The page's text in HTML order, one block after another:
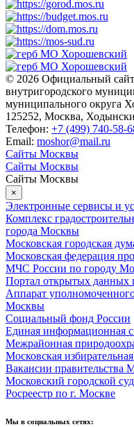
© 2026 Официальный сайт
внутригородского
муниципального округа
125252, Москва,
Телефон: +7 (499) 740-58-
Email: moshor@mail.ru
Сайты Москвы
Сайты Москвы
Сайты Москвы
×
Электронные сервисы и
Комплекс
города Москвы
Московская городская
Московская федерация
МЧС России по городу
Портал открытых данных
Аппарат
Москвы
Социальный фонд России
Единая информационная
Межрайонная
Московская
Вакансии правительства
Московский городской суд
Росреестр по г. Москве
Мы в социальных сетях: